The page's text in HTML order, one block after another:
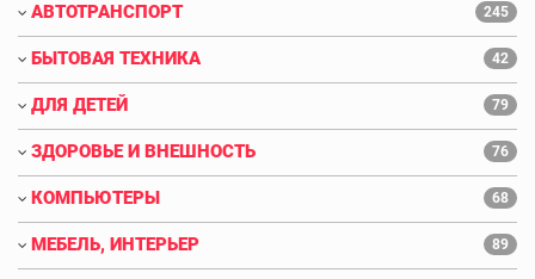
АВТОТРАНСПОРТ 245
БЫТОВАЯ ТЕХНИКА 42
ДЛЯ ДЕТЕЙ 79
ЗДОРОВЬЕ И ВНЕШНОСТЬ 76
КОМПЬЮТЕРЫ 68
МЕБЕЛЬ, ИНТЕРЬЕР 89